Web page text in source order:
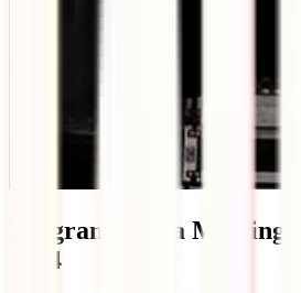
Programa de la Meeting
2024